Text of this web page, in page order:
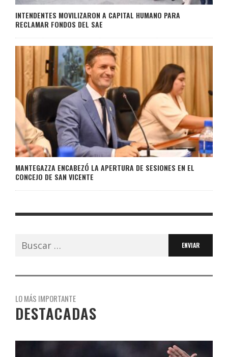
INTENDENTES MOVILIZARON A CAPITAL HUMANO PARA
RECLAMAR FONDOS DEL SAE
MANTEGAZZA ENCABEZÓ LA APERTURA DE SESIONES EN EL
CONCEJO DE SAN VICENTE
Buscar:
LO MÁS IMPORTANTE
DESTACADAS